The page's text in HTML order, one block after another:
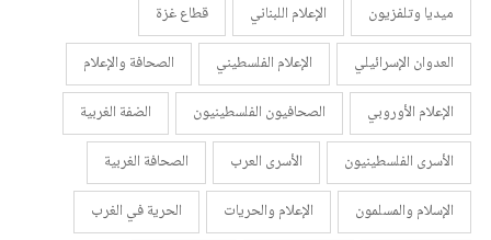
ميديا وتلفزيون
الإعلام اللبناني
قطاع غزة
العدوان الإسرائيلي
الإعلام الفلسطيني
الصحافة والإعلام
الإعلام الأوروبي
الصحافيون الفلسطينيون
الضفة الغربية
الأسرى الفلسطينيون
الأسرى العرب
الصحافة الغربية
الإسلام والمسلمون
الإعلام والحريات
الحرية في الغرب